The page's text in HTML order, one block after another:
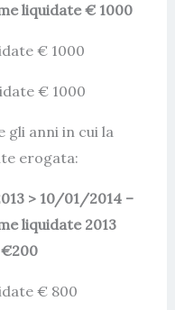
liquidate € 1000
€ 1000
€ 1000
gli anni in cui la
erogata:
> 10/01/2014 –
liquidate 2013
€ 800